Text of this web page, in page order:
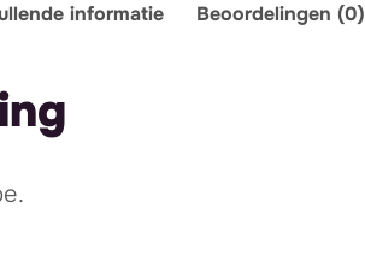
informatie Beoordelingen (0)